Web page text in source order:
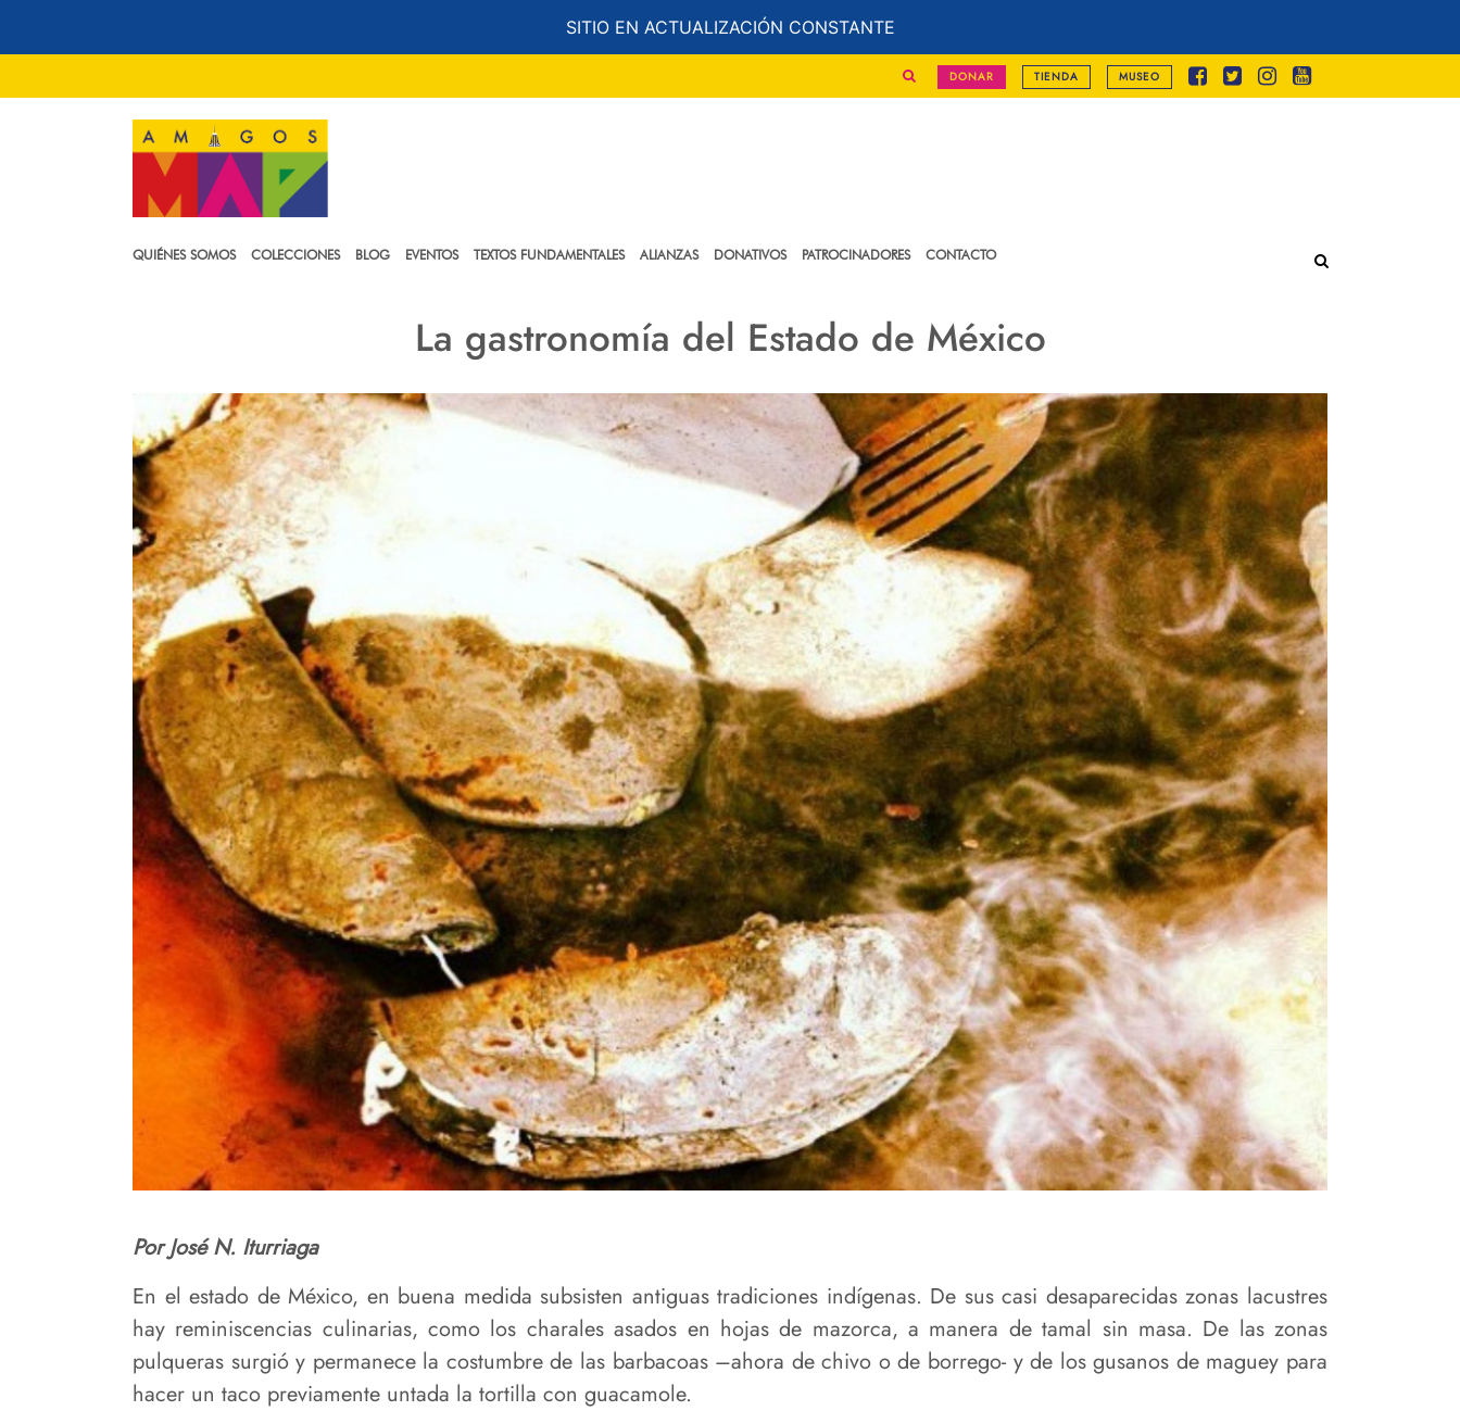
SITIO EN ACTUALIZACIÓN CONSTANTE
DONAR TIENDA MUSEO
QUIÉNES SOMOS COLECCIONES BLOG EVENTOS TEXTOS FUNDAMENTALES ALIANZAS DONATIVOS PATROCINADORES CONTACTO
La gastronomía del Estado de México
Por José N. Iturriaga
En el estado de México, en buena medida subsisten antiguas tradiciones indígenas. De sus casi desaparecidas zonas lacustres
hay reminiscencias culinarias, como los charales asados en hojas de mazorca, a manera de tamal sin masa. De las zonas
pulqueras surgió y permanece la costumbre de las barbacoas –ahora de chivo o de borrego- y de los gusanos de maguey para
hacer un taco previamente untada la tortilla con guacamole.